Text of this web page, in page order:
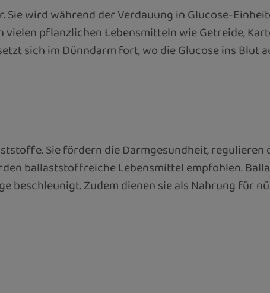
wird während der Verdauung in Glucose-
pflanzlichen Lebensmitteln wie Getreide,
sich im Dünndarm fort, wo die Glucose ins Blut
Sie fördern die Darmgesundheit, regulieren
ballaststoffreiche Lebensmittel empfohlen.
beschleunigt. Zudem dienen sie als Nahrung für